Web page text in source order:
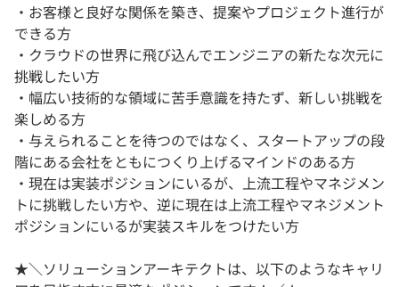
・お客様と良好な関係を築き、提案やプロジェクト進行が
できる方
・クラウドの世界に飛び込んでエンジニアの新たな次元に
挑戦したい方
・幅広い技術的な領域に苦手意識を持たず、新しい挑戦を
楽しめる方
・与えられることを待つのではなく、スタートアップの段
階にある会社をともにつくり上げるマインドのある方
・現在は実装ポジションにいるが、上流工程やマネジメン
トに挑戦したい方や、逆に現在は上流工程やマネジメント
ポジションにいるが実装スキルをつけたい方
★＼ソリューションアーキテクトは、以下のようなキャリ